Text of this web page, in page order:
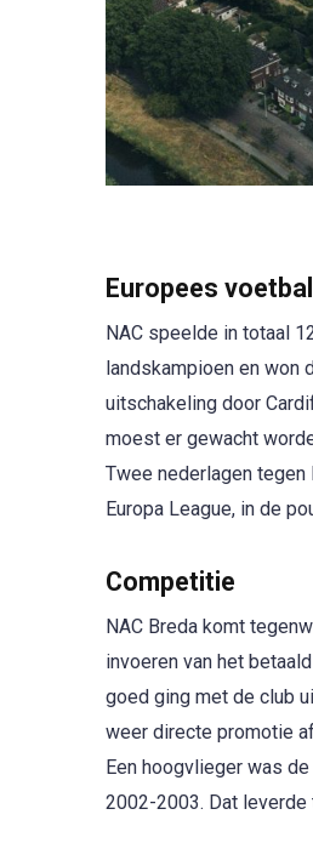
Europees voetbal
NAC speelde in totaal
landskampioen en won
uitschakeling door
moest er gewacht
Twee nederlagen
Europa League, in de
Competitie
NAC Breda komt
invoeren van het
goed ging met de club
weer directe promotie
Een hoogvlieger was
2002-2003. Dat